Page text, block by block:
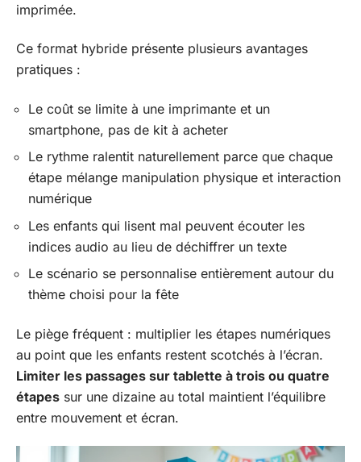
imprimée.
Ce format hybride présente plusieurs avantages
pratiques :
Le coût se limite à une imprimante et un
smartphone, pas de kit à acheter
Le rythme ralentit naturellement parce que chaque
étape mélange manipulation physique et interaction
numérique
Les enfants qui lisent mal peuvent écouter les
indices audio au lieu de déchiffrer un texte
Le scénario se personnalise entièrement autour du
thème choisi pour la fête
Le piège fréquent : multiplier les étapes numériques
au point que les enfants restent scotchés à l’écran.
Limiter les passages sur tablette à trois ou quatre
étapes sur une dizaine au total maintient l’équilibre
entre mouvement et écran.